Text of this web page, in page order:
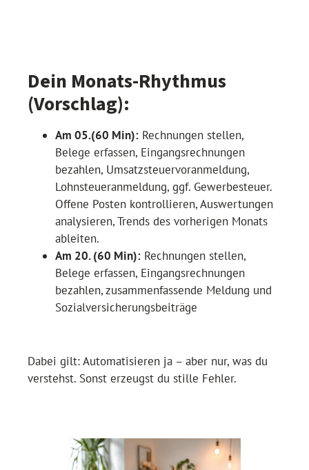
Dein Monats-Rhythmus
(Vorschlag):
Am 05.(60 Min): Rechnungen stellen,
Belege erfassen, Eingangsrechnungen
bezahlen, Umsatzsteuervoranmeldung,
Lohnsteueranmeldung, ggf. Gewerbesteuer.
Offene Posten kontrollieren, Auswertungen
analysieren, Trends des vorherigen Monats
ableiten.
Am 20. (60 Min): Rechnungen stellen,
Belege erfassen, Eingangsrechnungen
bezahlen, zusammenfassende Meldung und
Sozialversicherungsbeiträge
Dabei gilt: Automatisieren ja – aber nur, was du
verstehst. Sonst erzeugst du stille Fehler.